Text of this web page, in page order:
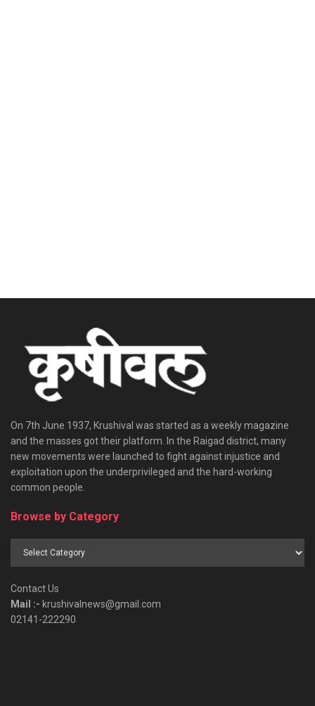
On 7th June 1937, Krushival was started as a weekly magazine
and the masses got their platform. In the Raigad district, many
new movements were launched to fight against injustice and
exploitation upon the underprivileged and the hard-working
common people.
Browse by Category
Contact Us
Mail :- krushivalnews@gmail.com
02141-222290